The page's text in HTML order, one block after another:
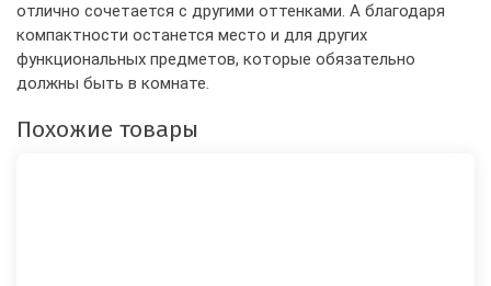
отлично сочетается с другими оттенками. А благодаря
компактности останется место и для других
функциональных предметов, которые обязательно
должны быть в комнате.
Похожие товары